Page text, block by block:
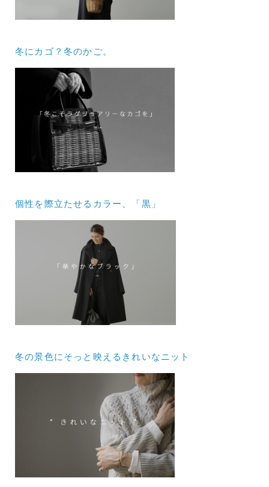
冬にカゴ？冬のかご。
個性を際立たせるカラー、「黒」
冬の景色にそっと映えるきれいなニット